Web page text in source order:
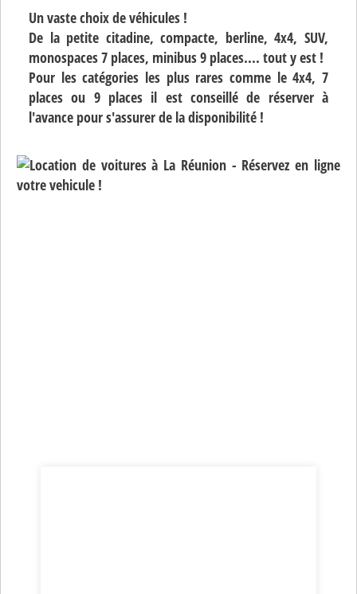
Un vaste choix de véhicules !
De la petite citadine, compacte, berline, 4x4, SUV,
monospaces 7 places, minibus 9 places.... tout y est !
Pour les catégories les plus rares comme le 4x4, 7
places ou 9 places il est conseillé de réserver à
l'avance pour s'assurer de la disponibilité !